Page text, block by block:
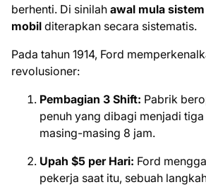
berhenti. Di sinilah awal mula
mobil diterapkan secara sistematis.
Pada tahun 1914, Ford
revolusioner:
Pembagian 3 Shift: Pabrik
penuh yang dibagi menjadi
masing-masing 8 jam.
Upah $5 per Hari: Ford
pekerja saat itu, sebuah